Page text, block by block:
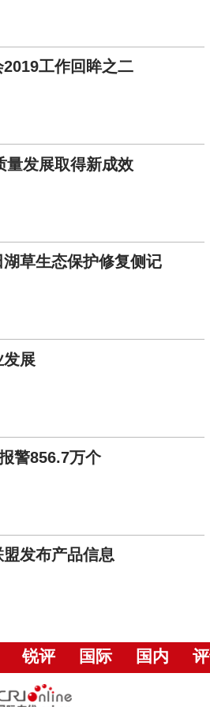
工作回眸之二
量发展取得新成效
草生态保护修复侧记
发展
警856.7万个
发布产品信息
锐评 国际 国内